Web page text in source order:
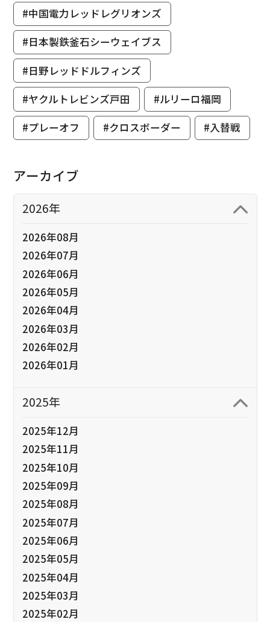
#中国電力レッドレグリオンズ
#日本製鉄釜石シーウェイブス
#日野レッドドルフィンズ
#ヤクルトレビンズ戸田
#ルリーロ福岡
#プレーオフ
#クロスボーダー #入替戦
アーカイブ
2026年
2026年08月
2026年07月
2026年06月
2026年05月
2026年04月
2026年03月
2026年02月
2026年01月
2025年
2025年12月
2025年11月
2025年10月
2025年09月
2025年08月
2025年07月
2025年06月
2025年05月
2025年04月
2025年03月
2025年02月